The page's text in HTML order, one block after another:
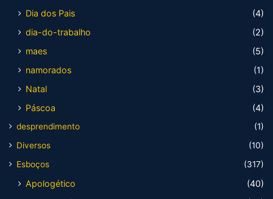
Dia dos Pais
(4)
dia-do-trabalho
(2)
maes
(5)
namorados
(1)
Natal
(3)
Páscoa
(4)
desprendimento
(1)
Diversos
(10)
Esboços
(317)
Apologético
(40)